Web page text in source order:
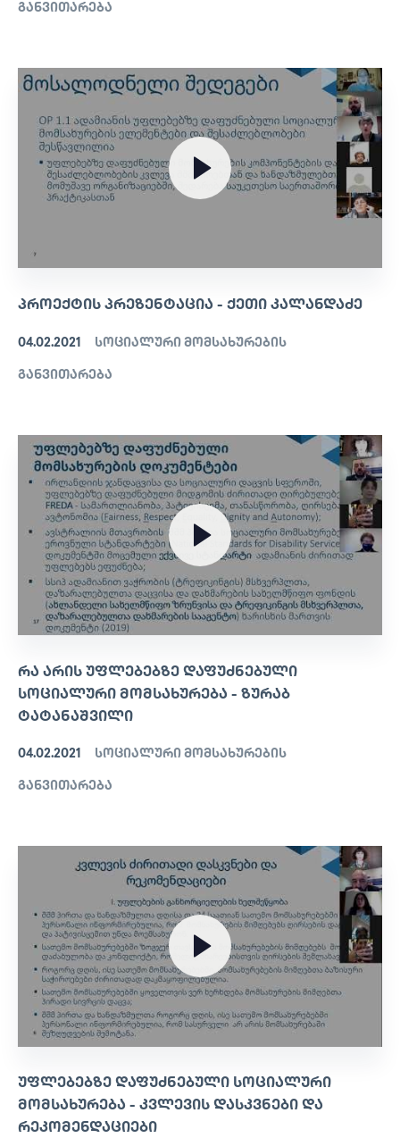
განვითარება
ᲞᲠᲝᲔᲥᲢᲘᲡ ᲞᲠᲔᲖᲔᲜᲢᲐᲪᲘᲐ - ᲥᲔᲗᲘ ᲙᲐᲚᲐᲜᲓᲐᲫᲔ
04.02.2021 სოციალური მომსახურების
განვითარება
ᲠᲐ ᲐᲠᲘᲡ ᲣᲤᲚᲔᲑᲔᲑᲖᲔ ᲓᲐᲤᲣᲫᲜᲔᲑᲣᲚᲘ
ᲡᲝᲪᲘᲐᲚᲣᲠᲘ ᲛᲝᲛᲡᲐᲮᲣᲠᲔᲑᲐ - ᲖᲣᲠᲐᲑ
ᲢᲐᲢᲐᲜᲐᲨᲕᲘᲚᲘ
04.02.2021 სოციალური მომსახურების
განვითარება
ᲣᲤᲚᲔᲑᲔᲑᲖᲔ ᲓᲐᲤᲣᲫᲜᲔᲑᲣᲚᲘ ᲡᲝᲪᲘᲐᲚᲣᲠᲘ
ᲛᲝᲛᲡᲐᲮᲣᲠᲔᲑᲐ - ᲙᲕᲚᲔᲕᲘᲡ ᲓᲐᲡᲙᲕᲜᲔᲑᲘ ᲓᲐ
ᲠᲔᲙᲝᲛᲔᲜᲓᲐᲪᲘᲔᲑᲘ